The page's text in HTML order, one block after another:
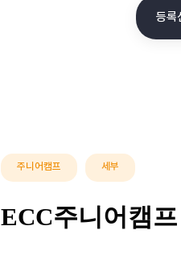
등록
주니어캠프 세부
ECC주니어캠프